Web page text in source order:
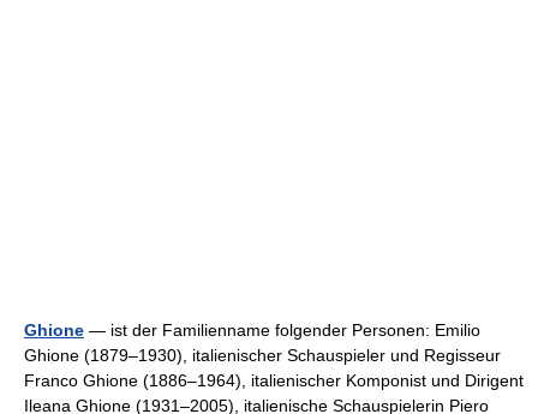
Ghione — ist der Familienname folgender Personen: Emilio
Ghione (1879–1930), italienischer Schauspieler und Regisseur
Franco Ghione (1886–1964), italienischer Komponist und Dirigent
Ileana Ghione (1931–2005), italienische Schauspielerin Piero